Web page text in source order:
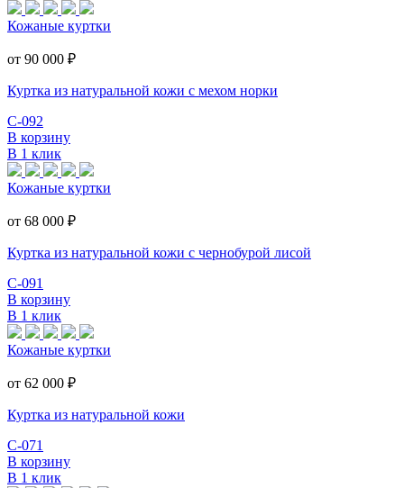
Кожаные куртки
от 90 000 ₽
Куртка из натуральной кожи с мехом норки
С-092
В корзину
В 1 клик
Кожаные куртки
от 68 000 ₽
Куртка из натуральной кожи с чернобурой лисой
С-091
В корзину
В 1 клик
Кожаные куртки
от 62 000 ₽
Куртка из натуральной кожи
С-071
В корзину
В 1 клик